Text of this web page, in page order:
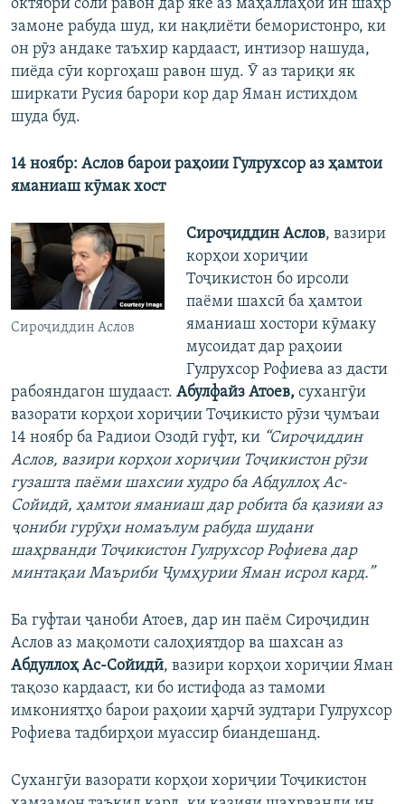
октябри соли равон дар яке аз маҳаллаҳои ин шаҳр
замоне рабуда шуд, ки нақлиёти бемористонро, ки
он рӯз андаке таъхир кардааст, интизор нашуда,
пиёда сӯи коргоҳаш равон шуд. Ӯ аз тариқи як
ширкати Русия барори кор дар Яман истихдом
шуда буд.
14 ноябр: Аслов барои раҳоии Гулрухсор аз ҳамтои
яманиаш кӯмак хост
Сироҷиддин Аслов
Сироҷиддин Аслов, вазири
корҳои хориҷии
Тоҷикистон бо ирсоли
паёми шахсӣ ба ҳамтои
яманиаш хостори кӯмаку
мусоидат дар раҳоии
Гулрухсор Рофиева аз дасти
рабояндагон шудааст. Абулфайз Атоев, сухангӯи
вазорати корҳои хориҷии Тоҷикисто рӯзи ҷумъаи
14 ноябр ба Радиои Озодӣ гуфт, ки “Сироҷиддин
Аслов, вазири корҳои хориҷии Тоҷикистон рӯзи
гузашта паёми шахсии худро ба Абдуллоҳ Ас-
Сойидӣ, ҳамтои яманиаш дар робита ба қазияи аз
ҷониби гурӯҳи номаълум рабуда шудани
шаҳрванди Тоҷикистон Гулрухсор Рофиева дар
минтақаи Маъриби Ҷумҳурии Яман исрол кард.”
Ба гуфтаи ҷаноби Атоев, дар ин паём Сироҷидин
Аслов аз мақомоти салоҳиятдор ва шахсан аз
Абдуллоҳ Ас-Сойидӣ, вазири корҳои хориҷии Яман
тақозо кардааст, ки бо истифода аз тамоми
имкониятҳо барои раҳоии ҳарчӣ зудтари Гулрухсор
Рофиева тадбирҳои муассир биандешанд.
Сухангӯи вазорати корҳои хориҷии Тоҷикистон